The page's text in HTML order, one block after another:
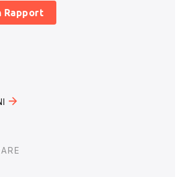
Rapport